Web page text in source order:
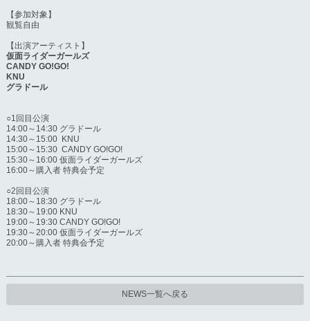
【参加対象】
観覧自由
【出演アーティスト】
仮面ライダーガールズ
CANDY GO!GO!
KNU
グラドール
○1回目公演
14:00～14:30 グラドール
14:30～15:00 KNU
15:00～15:30 CANDY GO!GO!
15:30～16:00 仮面ライダーガールズ
16:00～購入者 特典会予定
○2回目公演
18:00～18:30 グラドール
18:30～19:00 KNU
19:00～19:30 CANDY GO!GO!
19:30～20:00 仮面ライダーガールズ
20:00～購入者 特典会予定
NEWS一覧へ戻る